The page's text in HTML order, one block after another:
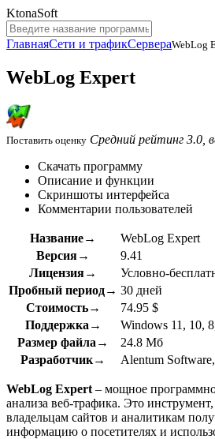
KtonaSoft
ГлавнаяСети и трафикСервераWebLog
WebLog Expert
Поставить оценку Средний рейтинг 3.0,
Скачать программу
Описание и функции
Скриншоты интерфейса
Комментарии пользователей
Название→
WebLog Expert
Версия→
9.41
Лицензия→
Условно-
Пробный период→ 30 дней
Стоимость→
74.95 $
Поддержка→
Windows 11, 10,
Размер файла→
24.8 Мб
Разработчик→
Alentum
WebLog Expert – мощное
анализа веб-трафика. Это
владельцам сайтов и аналитикам
информацию о посетителях и